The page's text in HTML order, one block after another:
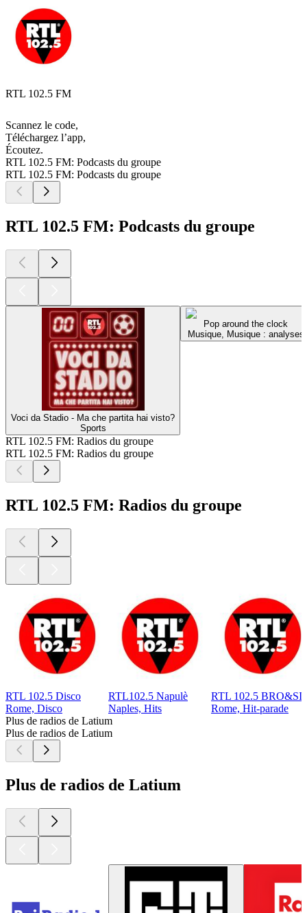
RTL 102.5 FM
Scannez le code,
Téléchargez l’app,
Écoutez.
RTL 102.5 FM: Podcasts du groupe
RTL 102.5 FM: Podcasts du groupe
RTL 102.5 FM: Podcasts du groupe
Voci da Stadio - Ma che partita hai visto?
Sports
Pop around the clock
Musique, Musique : analyses
RTL 102.5 FM: Radios du groupe
RTL 102.5 FM: Radios du groupe
RTL 102.5 FM: Radios du groupe
RTL 102.5 Disco
Rome, Disco
RTL102.5 Napulè
Naples, Hits
RTL 102.5
Rome, Hit-parade
Plus de radios de Latium
Plus de radios de Latium
Plus de radios de Latium